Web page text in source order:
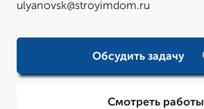
ulyanovsk@stroyimdom.ru
Обсудить задачу
Смотреть работы